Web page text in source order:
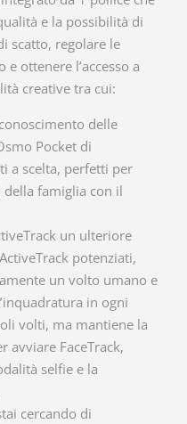
e la possibilità di
scatto, regolare le
ottenere l’accesso a
creative tra cui:
delle
Pocket di
a scelta, perfetti per
famiglia con il
un ulteriore
potenziati,
un volto umano e
in ogni
volti, ma mantiene la
avviare FaceTrack,
selfie e la
cercando di